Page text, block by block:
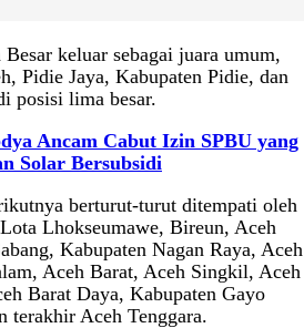
keluar sebagai juara umum,
Pidie Jaya, Kabupaten Pidie, dan
posisi lima besar.
Ancam Cabut Izin SPBU yang
Solar Bersubsidi
berturut-turut ditempati oleh
Lhokseumawe, Bireun, Aceh
Kabupaten Nagan Raya, Aceh
Aceh Barat, Aceh Singkil, Aceh
Barat Daya, Kabupaten Gayo
terakhir Aceh Tenggara.